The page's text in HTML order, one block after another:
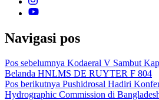
Navigasi pos
Pos sebelumnya Kodaeral V Sambut
Belanda HNLMS DE RUYTER F 804
Pos berikutnya Pushidrosal Hadiri
Hydrographic Commission di